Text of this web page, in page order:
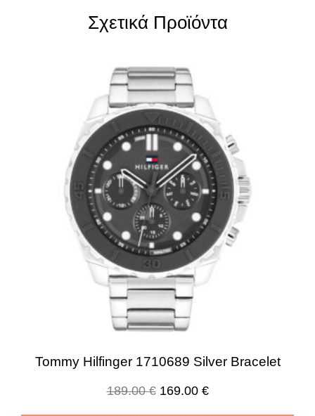
Σχετικά Προϊόντα
Tommy Hilfinger 1710689 Silver Bracelet
189.00€ 169.00 €